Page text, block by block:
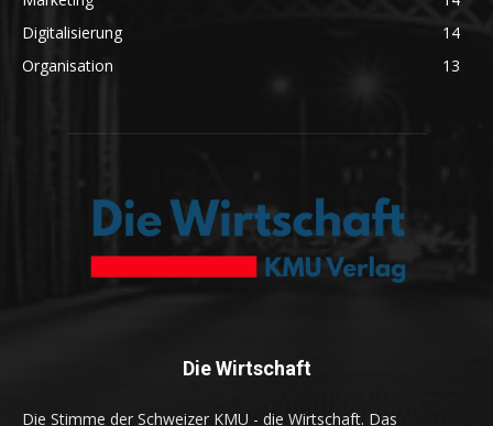
Digitalisierung
14
Organisation
13
Die Wirtschaft
Die Stimme der Schweizer KMU - die Wirtschaft. Das